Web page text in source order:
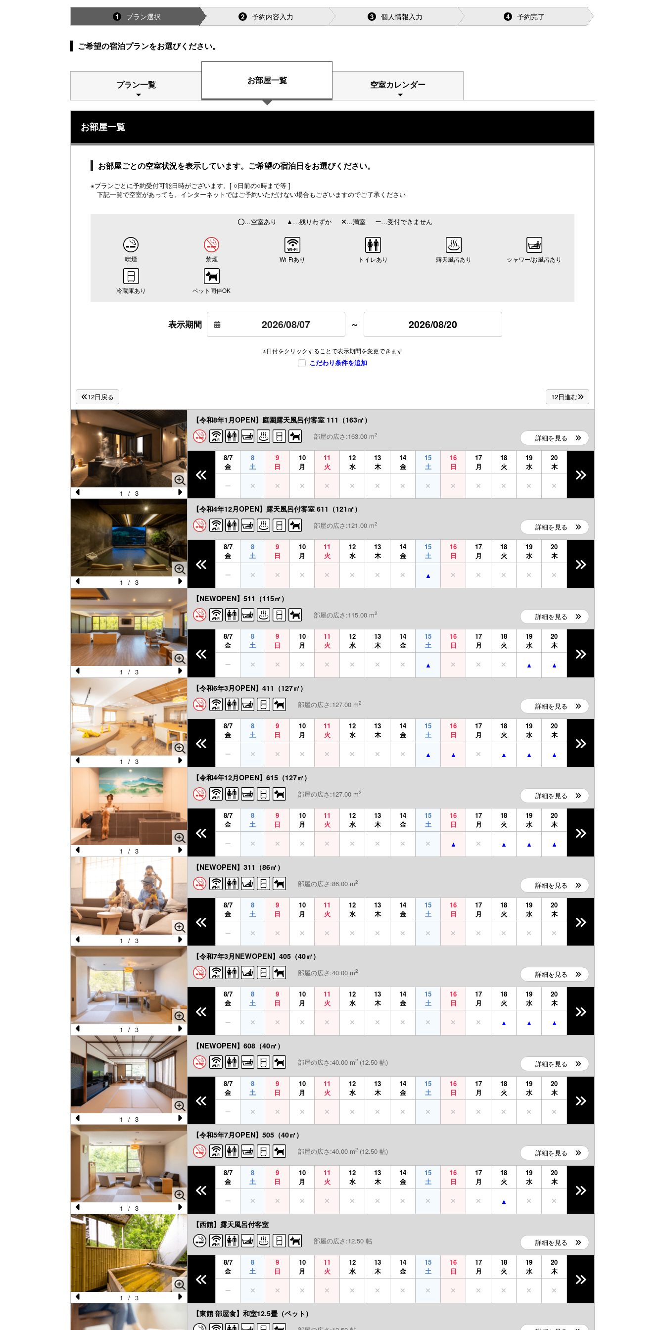
1 プラン選択 2 予約内容入力 3 個人情報入力 4 予約完了
ご希望の宿泊プランをお選びください。
プラン一覧 お部屋一覧 空室カレンダー
お部屋一覧
お部屋ごとの空室状況を表示しています。ご希望の宿泊日をお選びください。
※プランごとに予約受付可能日時がございます。[ ○日前の○時まで等 ]
下記一覧で空室があっても、インターネットではご予約いただけない場合もございますのでご了承ください
…空室あり …残りわずか …満室 …受付できません
喫煙 禁煙 Wi-Fiあり トイレあり 露天風呂あり シャワー/お風呂あり
冷蔵庫あり ペット同伴OK
表示期間 ～ 2026/08/20
※日付をクリックすることで表示期間を変更できます
こだわり条件を追加
12日戻る 12日進む
Pr
e
o
u
s
N
e
xt
1 / 3
【令和8年1月OPEN】庭園露天風呂付客室 111（163㎡）
部屋の広さ:163.00 m2 詳細を見る
8/7
金
8
土
9
日
10
月
11
火
12
水
13
木
14
金
15
土
16
日
17
月
18
火
19
水
20
木
Pr
e
vi
o
u
s
N
e
xt
1 / 3
【令和4年12月OPEN】露天風呂付客室 611（121㎡）
部屋の広さ:121.00 m2 詳細を見る
8/7
金
8
土
9
日
10
月
11
火
12
水
13
木
14
金
15
土
16
日
17
月
18
火
19
水
20
木
Pr
e
o
u
s
N
e
xt
1 / 3
【NEWOPEN】511（115㎡）
部屋の広さ:115.00 m2 詳細を見る
8/7
金
8
土
9
日
10
月
11
火
12
水
13
木
14
金
15
土
16
日
17
月
18
火
19
水
20
木
Pr
o
u
s
N
1 / 3
【令和6年3月OPEN】411（127㎡）
部屋の広さ:127.00 m2 詳細を見る
8/7
金
8
土
9
日
10
月
11
火
12
水
13
木
14
金
15
土
16
日
17
月
18
火
19
水
20
木
Pr
e
vi
o
u
s
N
1 / 3
【令和4年12月OPEN】615（127㎡）
部屋の広さ:127.00 m2 詳細を見る
8/7
金
8
土
9
日
10
月
11
火
12
水
13
木
14
金
15
土
16
日
17
月
18
火
19
水
20
木
Pr
vi
u
s
N
1 / 3
【NEWOPEN】311（86㎡）
部屋の広さ:86.00 m2 詳細を見る
8/7
金
8
土
9
日
10
月
11
火
12
水
13
木
14
金
15
土
16
日
17
月
18
火
19
水
20
木
Pr
e
vi
o
u
s
N
e
1 / 3
【令和7年3月NEWOPEN】405（40㎡）
部屋の広さ:40.00 m2 詳細を見る
8/7
金
8
土
9
日
10
月
11
火
12
水
13
木
14
金
15
土
16
日
17
月
18
火
19
水
20
木
Pr
e
s
N
1 / 3
【NEWOPEN】608（40㎡）
部屋の広さ:40.00 m2 (12.50 帖) 詳細を見る
8/7
金
8
土
9
日
10
月
11
火
12
水
13
木
14
金
15
土
16
日
17
月
18
火
19
水
20
木
Pr
e
vi
u
s
N
xt
1 / 3
【令和5年7月OPEN】505（40㎡）
部屋の広さ:40.00 m2 (12.50 帖) 詳細を見る
8/7
金
8
土
9
日
10
月
11
火
12
水
13
木
14
金
15
土
16
日
17
月
18
火
19
水
20
木
Pr
e
1 / 3
【西館】露天風呂付客室
部屋の広さ:12.50 帖 詳細を見る
8/7
金
8
土
9
日
10
月
11
火
12
水
13
木
14
金
15
土
16
日
17
月
18
火
19
水
20
木
【東館 部屋食】和室12.5畳（ペット）